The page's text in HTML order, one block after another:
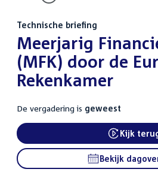
Technische briefing
:Meerjarig
(MFK) door de
Rekenkamer
De vergadering is geweest
Kijk
Bekijk